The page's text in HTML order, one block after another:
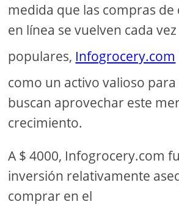
medida que las compras de
en línea se vuelven cada
populares, Infogrocery.com
como un activo valioso
buscan aprovechar este
crecimiento.
A $ 4000, Infogrocery.com
inversión relativamente
comprar en el